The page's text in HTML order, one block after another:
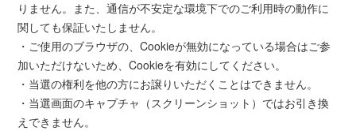
りません。また、通信が不安定な環境下でのご利用時の動作に
関しても保証いたしません。
・ご使用のブラウザの、Cookieが無効になっている場合はご参
加いただけないため、Cookieを有効にしてください。
・当選の権利を他の方にお譲りいただくことはできません。
・当選画面のキャプチャ（スクリーンショット）ではお引き換
えできません。